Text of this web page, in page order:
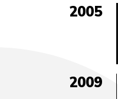
2005
2009